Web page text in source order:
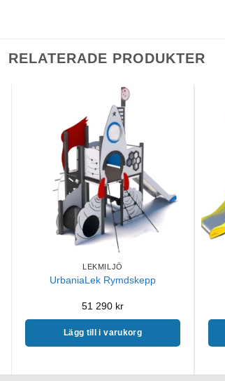
RELATERADE PRODUKTER
LEKMILJÖ
UrbaniaLek Rymdskepp
51 290 kr
Lägg till i varukorg